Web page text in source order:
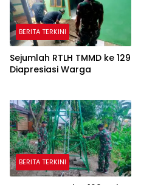
BERITA TERKINI
Sejumlah RTLH TMMD ke 129
Diapresiasi Warga
BERITA TERKINI